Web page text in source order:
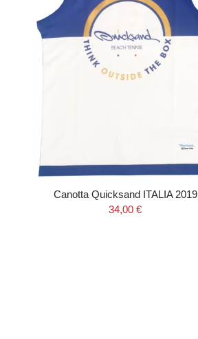
Canotta Quicksand ITALIA 2019
34,00 €